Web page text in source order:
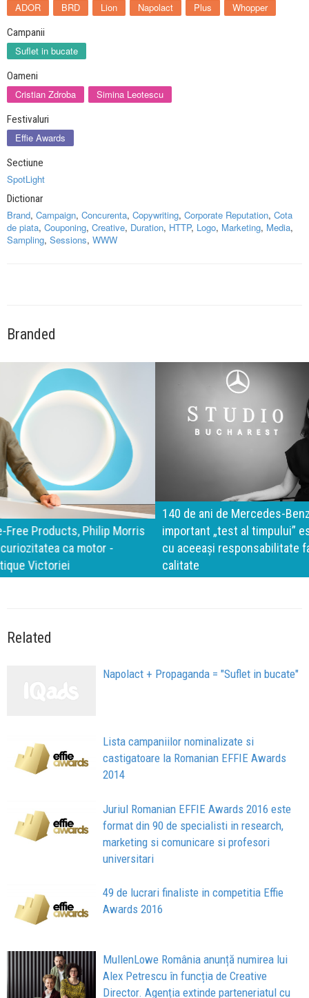
ADOR BRD Lion Napolact Plus Whopper
Campanii
Suflet in bucate
Oameni
Cristian Zdroba Simina Leotescu
Festivaluri
Effie Awards
Sectiune
SpotLight
Dictionar
Brand, Campaign, Concurenta, Copywriting, Corporate Reputation, Cota
de piata, Couponing, Creative, Duration, HTTP, Logo, Marketing, Media,
Sampling, Sessions, WWW
Branded
140 de ani de Mercedes-Benz. Ramona Pîrlog: Cel mai
important „test al timpului” este să inovăm constant, dar
cu aceeași responsabilitate față de oameni, siguranță și
calitate
Related
Napolact + Propaganda = "Suflet in bucate"
Lista campaniilor nominalizate si
castigatoare la Romanian EFFIE Awards
2014
Juriul Romanian EFFIE Awards 2016 este
format din 90 de specialisti in research,
marketing si comunicare si profesori
universitari
49 de lucrari finaliste in competitia Effie
Awards 2016
MullenLowe România anunță numirea lui
Alex Petrescu în funcția de Creative
Director. Agenția extinde parteneriatul cu